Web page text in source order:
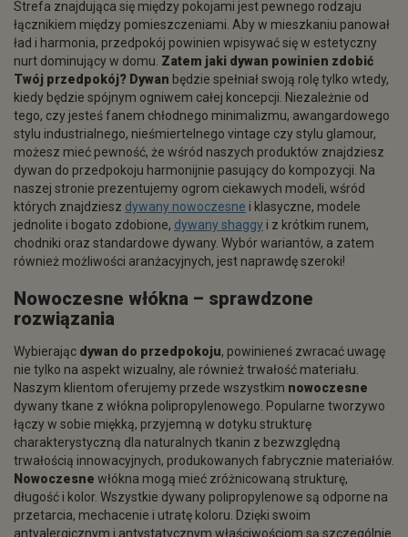
Strefa znajdująca się między pokojami jest pewnego rodzaju
łącznikiem między pomieszczeniami. Aby w mieszkaniu panował
ład i harmonia, przedpokój powinien wpisywać się w estetyczny
nurt dominujący w domu. Zatem jaki dywan powinien zdobić
Twój przedpokój? Dywan będzie spełniał swoją rolę tylko wtedy,
kiedy będzie spójnym ogniwem całej koncepcji. Niezależnie od
tego, czy jesteś fanem chłodnego minimalizmu, awangardowego
stylu industrialnego, nieśmiertelnego vintage czy stylu glamour,
możesz mieć pewność, że wśród naszych produktów znajdziesz
dywan do przedpokoju harmonijnie pasujący do kompozycji. Na
naszej stronie prezentujemy ogrom ciekawych modeli, wśród
których znajdziesz dywany nowoczesne i klasyczne, modele
jednolite i bogato zdobione, dywany shaggy i z krótkim runem,
chodniki oraz standardowe dywany. Wybór wariantów, a zatem
również możliwości aranżacyjnych, jest naprawdę szeroki!
Nowoczesne włókna – sprawdzone
rozwiązania
Wybierając dywan do przedpokoju, powinieneś zwracać uwagę
nie tylko na aspekt wizualny, ale również trwałość materiału.
Naszym klientom oferujemy przede wszystkim nowoczesne
dywany tkane z włókna polipropylenowego. Popularne tworzywo
łączy w sobie miękką, przyjemną w dotyku strukturę
charakterystyczną dla naturalnych tkanin z bezwzględną
trwałością innowacyjnych, produkowanych fabrycznie materiałów.
Nowoczesne włókna mogą mieć zróżnicowaną strukturę,
długość i kolor. Wszystkie dywany polipropylenowe są odporne na
przetarcia, mechacenie i utratę koloru. Dzięki swoim
antyalergicznym i antystatycznym właściwościom są szczególnie